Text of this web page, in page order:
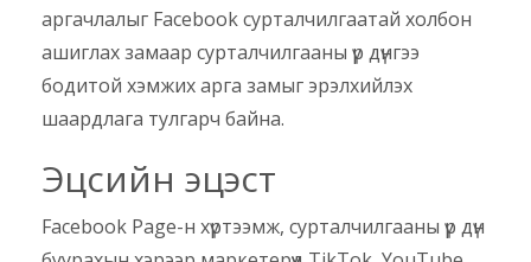
аргачлалыг Facebook сурталчилгаатай холбон
ашиглах замаар сурталчилгааны үр дүнгээ
бодитой хэмжих арга замыг эрэлхийлэх
шаардлага тулгарч байна.
Эцсийн эцэст
Facebook Page-н хүртээмж, сурталчилгааны үр дүн